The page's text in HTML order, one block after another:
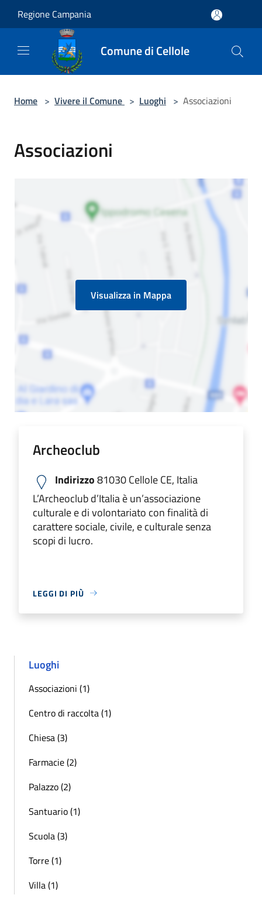
Regione Campania
Comune di Cellole
Home > Vivere il Comune > Luoghi > Associazioni
Associazioni
Visualizza in Mappa
Archeoclub
Indirizzo81030 Cellole CE, Italia
L’Archeoclub d’Italia è un’associazione
culturale e di volontariato con finalità di
carattere sociale, civile, e culturale senza
scopi di lucro.
LEGGI DI PIÙ
Luoghi
Associazioni (1)
Centro di raccolta (1)
Chiesa (3)
Farmacie (2)
Palazzo (2)
Santuario (1)
Scuola (3)
Torre (1)
Villa (1)